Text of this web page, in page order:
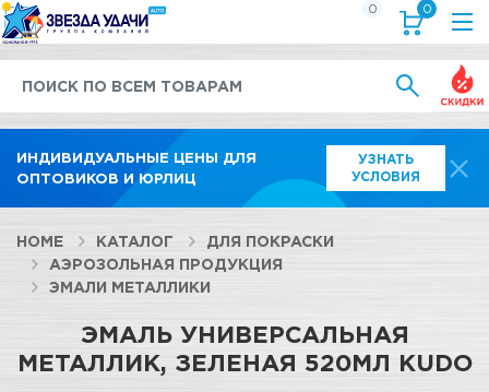
ИНДИВИДУАЛЬНЫЕ ЦЕНЫ ДЛЯ
ОПТОВИКОВ И ЮРЛИЦ
УЗНАТЬ
УСЛОВИЯ
0 0
HOME КАТАЛОГ
ДЛЯ ПОКРАСКИ
АЭРОЗОЛЬНАЯ ПРОДУКЦИЯ
ЭМАЛИ МЕТАЛЛИКИ
ЭМАЛЬ УНИВЕРСАЛЬНАЯ
МЕТАЛЛИК, ЗЕЛЕНАЯ 520МЛ KUDO